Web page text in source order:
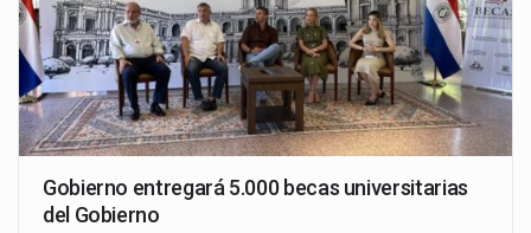
Gobierno entregará 5.000 becas universitarias
del Gobierno